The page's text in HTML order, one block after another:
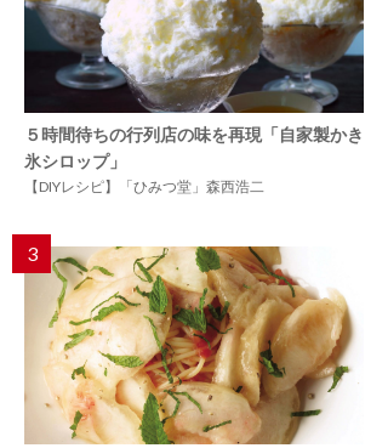
５時間待ちの行列店の味を再現「自家製かき
氷シロップ」
【DIYレシピ】「ひみつ堂」森西浩二
3